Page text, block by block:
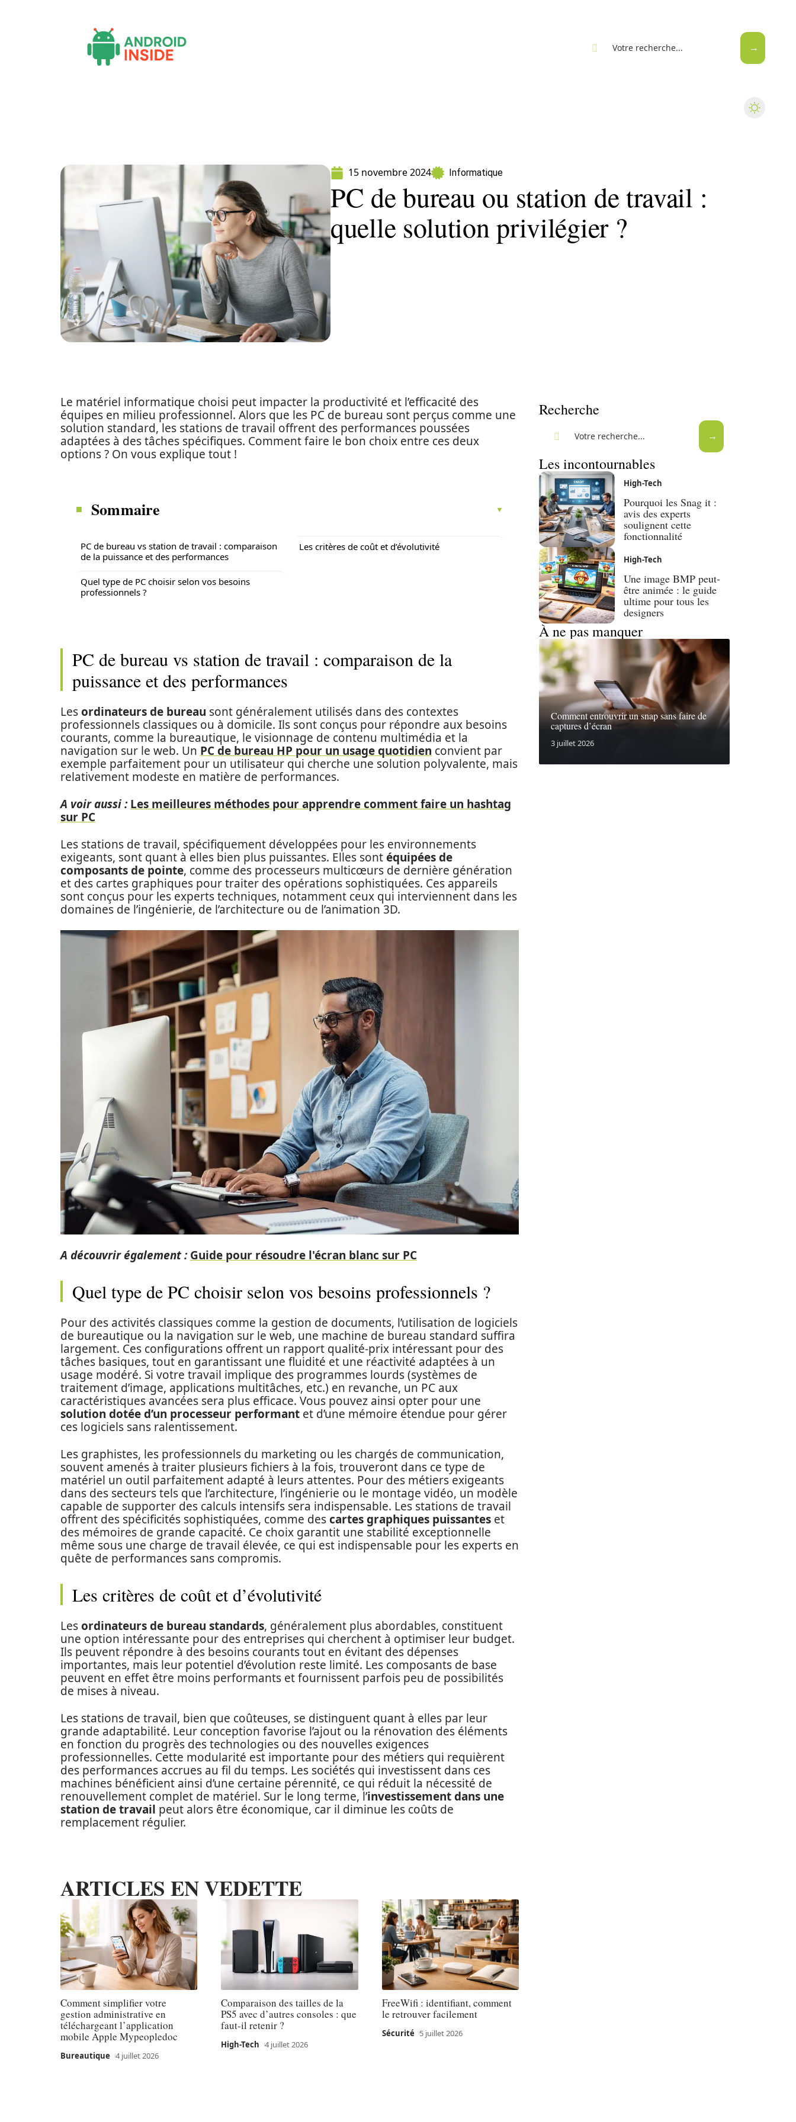
15 novembre 2024 Informatique
PC de bureau ou station de travail :
quelle solution privilégier ?
Le matériel informatique choisi peut impacter la productivité et l’efficacité des
équipes en milieu professionnel. Alors que les PC de bureau sont perçus comme une
solution standard, les stations de travail offrent des performances poussées
adaptées à des tâches spécifiques. Comment faire le bon choix entre ces deux
options ? On vous explique tout !
Sommaire
PC de bureau vs station de travail : comparaison
de la puissance et des performances
Quel type de PC choisir selon vos besoins
professionnels ?
Les critères de coût et d’évolutivité
PC de bureau vs station de travail : comparaison de la
puissance et des performances
Lesordinateurs de bureau sont généralement utilisés dans des contextes
professionnels classiques ou à domicile. Ils sont conçus pour répondre aux besoins
courants, comme la bureautique, le visionnage de contenu multimédia et la
navigation sur le web. Un PC de bureau HP pour un usage quotidien convient par
exemple parfaitement pour un utilisateur qui cherche une solution polyvalente, mais
relativement modeste en matière de performances.
A voir aussi : Les meilleures méthodes pour apprendre comment faire un hashtag
sur PC
Les stations de travail, spécifiquement développées pour les environnements
exigeants, sont quant à elles bien plus puissantes. Elles sontéquipées de
composants de pointe, comme des processeurs multicœurs de dernière génération
et des cartes graphiques pour traiter des opérations sophistiquées. Ces appareils
sont conçus pour les experts techniques, notamment ceux qui interviennent dans les
domaines de l’ingénierie, de l’architecture ou de l’animation 3D.
A découvrir également : Guide pour résoudre l'écran blanc sur PC
Quel type de PC choisir selon vos besoins professionnels ?
Pour des activités classiques comme la gestion de documents, l’utilisation de logiciels
de bureautique ou la navigation sur le web, une machine de bureau standard suffira
largement. Ces configurations offrent un rapport qualité-prix intéressant pour des
tâches basiques, tout en garantissant une fluidité et une réactivité adaptées à un
usage modéré. Si votre travail implique des programmes lourds (systèmes de
traitement d’image, applications multitâches, etc.) en revanche, un PC aux
caractéristiques avancées sera plus efficace. Vous pouvez ainsi opter pour une
solution dotée d’un processeur performant et d’une mémoire étendue pour gérer
ces logiciels sans ralentissement.
Les graphistes, les professionnels du marketing ou les chargés de communication,
souvent amenés à traiter plusieurs fichiers à la fois, trouveront dans ce type de
matériel un outil parfaitement adapté à leurs attentes. Pour des métiers exigeants
dans des secteurs tels que l’architecture, l’ingénierie ou le montage vidéo, un modèle
capable de supporter des calculs intensifs sera indispensable. Les stations de travail
offrent des spécificités sophistiquées, comme descartes graphiques puissantes et
des mémoires de grande capacité. Ce choix garantit une stabilité exceptionnelle
même sous une charge de travail élevée, ce qui est indispensable pour les experts en
quête de performances sans compromis.
Les critères de coût et d’évolutivité
Lesordinateurs de bureau standards, généralement plus abordables, constituent
une option intéressante pour des entreprises qui cherchent à optimiser leur budget.
Ils peuvent répondre à des besoins courants tout en évitant des dépenses
importantes, mais leur potentiel d’évolution reste limité. Les composants de base
peuvent en effet être moins performants et fournissent parfois peu de possibilités
de mises à niveau.
Les stations de travail, bien que coûteuses, se distinguent quant à elles par leur
grande adaptabilité. Leur conception favorise l’ajout ou la rénovation des éléments
en fonction du progrès des technologies ou des nouvelles exigences
professionnelles. Cette modularité est importante pour des métiers qui requièrent
des performances accrues au fil du temps. Les sociétés qui investissent dans ces
machines bénéficient ainsi d’une certaine pérennité, ce qui réduit la nécessité de
renouvellement complet de matériel. Sur le long terme, l’investissement dans une
station de travail peut alors être économique, car il diminue les coûts de
remplacement régulier.
ARTICLES EN VEDETTE
Comment simplifier votre
gestion administrative en
téléchargeant l’application
mobile Apple Mypeopledoc
Bureautique 4 juillet 2026
Comparaison des tailles de la
PS5 avec d’autres consoles : que
faut-il retenir ?
High-Tech 4 juillet 2026
FreeWifi : identifiant, comment
le retrouver facilement
Sécurité 5 juillet 2026
Recherche
Les incontournables
High-Tech
Pourquoi les Snag it :
avis des experts
soulignent cette
fonctionnalité
High-Tech
Une image BMP peut-
être animée : le guide
ultime pour tous les
designers
À ne pas manquer
Comment entrouvrir un snap sans faire de
captures d’écran
3 juillet 2026